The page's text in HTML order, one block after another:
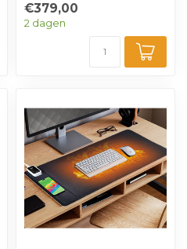
met een witte gladde ...
€379,00
2 dagen